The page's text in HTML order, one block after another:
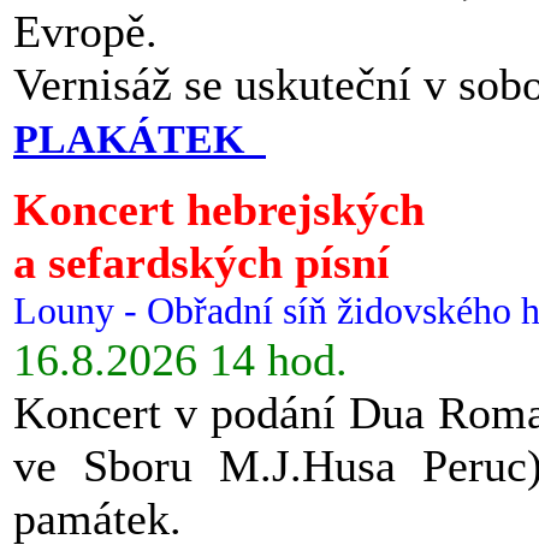
Evropě.
Vernisáž se uskuteční v
PLAKÁTEK
Koncert hebrejských
a sefardských písní
Louny - Obřadní síň židovského
16.8.2026 14 hod.
Koncert v podání Dua
ve Sboru M.J.Husa
památek.